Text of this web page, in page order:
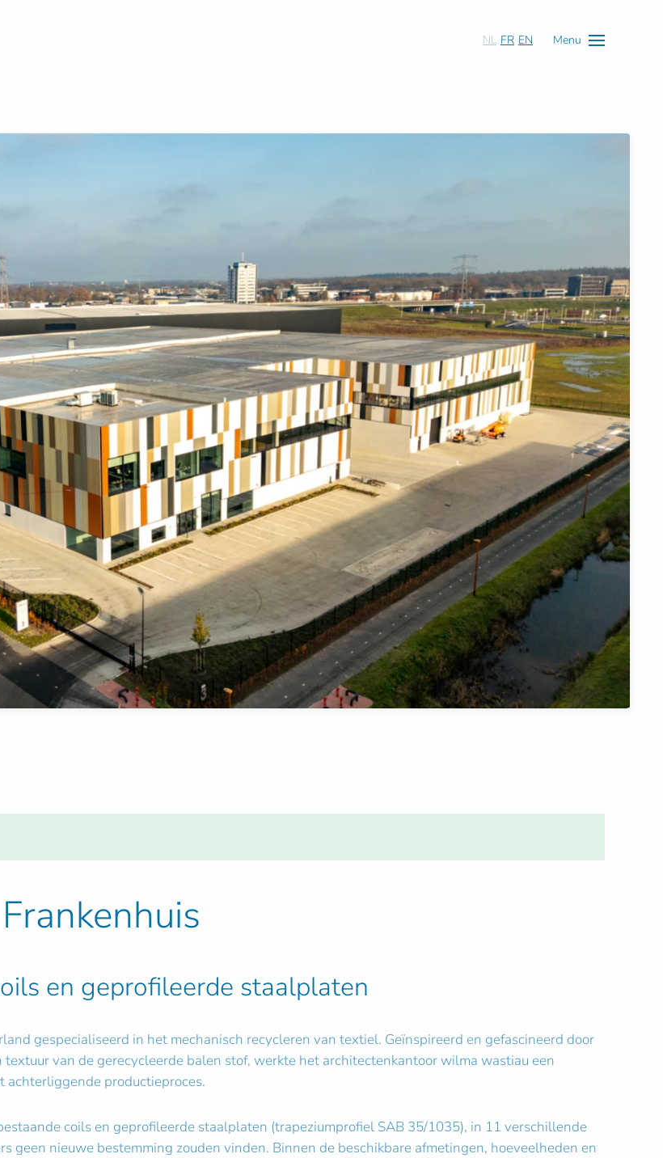
NL FR EN Menu
en geprofileerde staalplaten
gespecialiseerd in het mechanisch recycleren van textiel. Geïnspireerd en gefascineerd door
van de gerecycleerde balen stof, werkte het architectenkantoor wilma wastiau een
productieproces.
coils en geprofileerde staalplaten (trapeziumprofiel SAB 35/1035), in 11 verschillende
geen nieuwe bestemming zouden vinden. Binnen de beschikbare afmetingen, hoeveelheden en